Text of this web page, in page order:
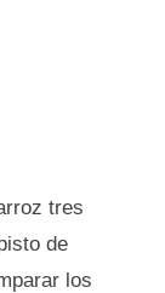
tres
de
los